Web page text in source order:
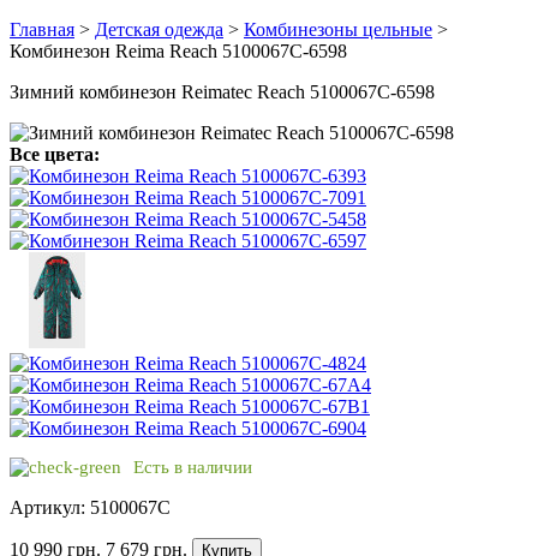
Главная > Детская одежда > Комбинезоны цельные >
Комбинезон Reima Reach 5100067C-6598
Зимний комбинезон Reimatec Reach 5100067C-6598
Все цвета:
Есть в наличии
Артикул: 5100067C
10 990 грн. 7 679 грн. Купить